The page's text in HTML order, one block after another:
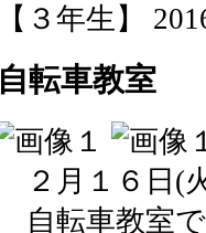
【３年生】
自転車教室
２月１６日(
自転車教室